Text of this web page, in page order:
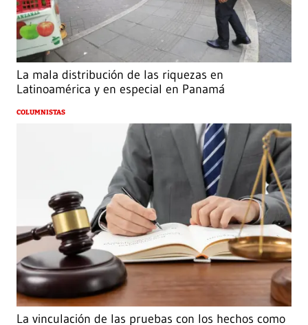
La mala distribución de las riquezas en
Latinoamérica y en especial en Panamá
COLUMNISTAS
La vinculación de las pruebas con los hechos como